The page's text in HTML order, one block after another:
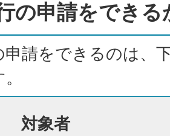
の申請をできる
申請をできるのは、
対象者